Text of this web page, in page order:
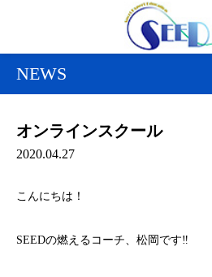
NEWS
オンラインスクール
2020.04.27
こんにちは！
SEEDの燃えるコーチ、松岡です‼